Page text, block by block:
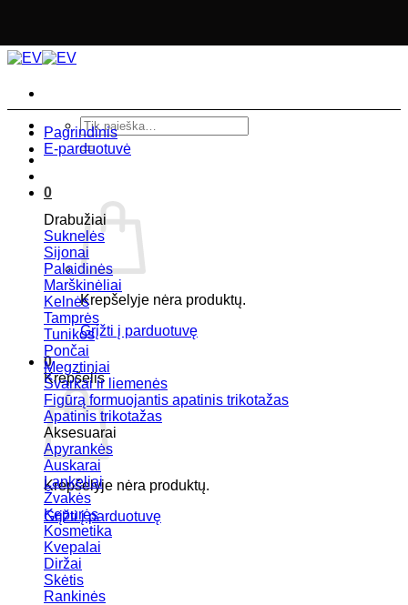
Skip
to
Ieškoti:
0
Krepšelyje nėra produktų.
Grįžti į parduotuvę
0
Krepšelis
Krepšelyje nėra produktų.
Grįžti į parduotuvę
Pagrindinis
E-parduotuvė
Drabužiai
Suknelės
Sijonai
Palaidinės
Marškinėliai
Kelnės
Tamprės
Tunikos
Pončai
Megztiniai
Švarkai ir liemenės
Figūrą formuojantis apatinis trikotažas
Apatinis trikotažas
Aksesuarai
Apyrankės
Auskarai
Lankeliai
Žvakės
Kepurės
Kosmetika
Kvepalai
Diržai
Skėtis
Rankinės